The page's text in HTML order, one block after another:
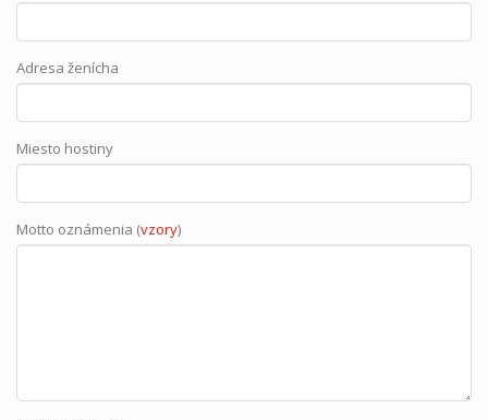
Adresa ženícha
Miesto hostiny
Motto oznámenia (vzory)